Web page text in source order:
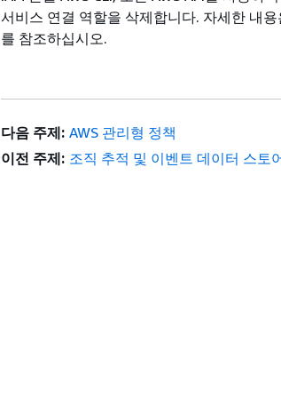
서비스 연결 역할을 삭제합니다. 자세한 내
를 참조하십시오.
다음 주제: AWS 관리형 정책
이전 주제: 조직 추적 및 이벤트 데이터 스토